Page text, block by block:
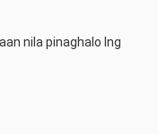
nila pinaghalo lng